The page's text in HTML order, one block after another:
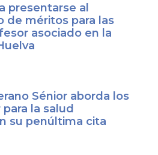
presentarse al
de méritos para las
asociado en la
Sénior aborda los
la salud
su penúltima cita